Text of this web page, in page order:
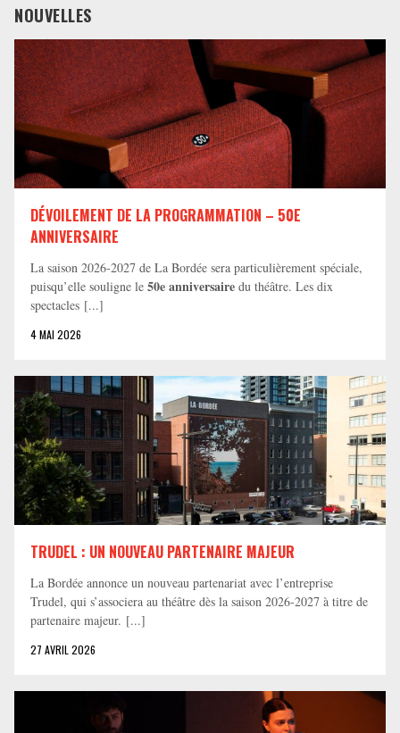
NOUVELLES
DÉVOILEMENT DE LA PROGRAMMATION – 50E
ANNIVERSAIRE
La saison 2026-2027 de La Bordée sera particulièrement spéciale,
puisqu’elle souligne le 50e anniversaire du théâtre. Les dix
spectacles [...]
4 MAI 2026
TRUDEL : UN NOUVEAU PARTENAIRE MAJEUR
La Bordée annonce un nouveau partenariat avec l’entreprise
Trudel, qui s’associera au théâtre dès la saison 2026-2027 à titre de
partenaire majeur. [...]
27 AVRIL 2026